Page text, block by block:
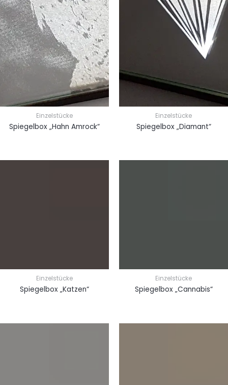
Einzelstücke
Spiegelbox „Hahn Amrock“
Einzelstücke
Spiegelbox „Diamant“
Einzelstücke
Spiegelbox „Katzen“
Einzelstücke
Spiegelbox „Cannabis“